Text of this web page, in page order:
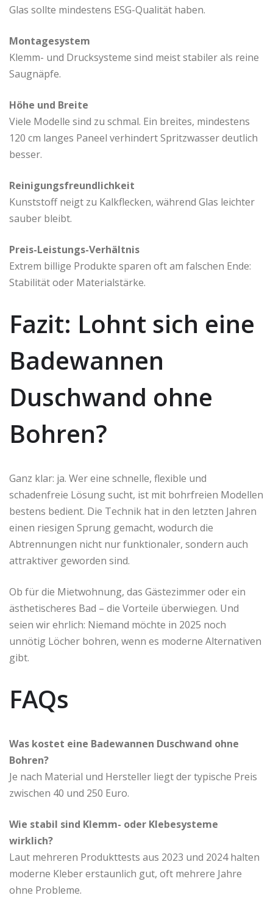
Glas sollte mindestens ESG-Qualität haben.
Montagesystem
Klemm- und Drucksysteme sind meist stabiler als reine
Saugnäpfe.
Höhe und Breite
Viele Modelle sind zu schmal. Ein breites, mindestens
120 cm langes Paneel verhindert Spritzwasser deutlich
besser.
Reinigungsfreundlichkeit
Kunststoff neigt zu Kalkflecken, während Glas leichter
sauber bleibt.
Preis-Leistungs-Verhältnis
Extrem billige Produkte sparen oft am falschen Ende:
Stabilität oder Materialstärke.
Fazit: Lohnt sich eine
Badewannen
Duschwand ohne
Bohren?
Ganz klar: ja. Wer eine schnelle, flexible und
schadenfreie Lösung sucht, ist mit bohrfreien Modellen
bestens bedient. Die Technik hat in den letzten Jahren
einen riesigen Sprung gemacht, wodurch die
Abtrennungen nicht nur funktionaler, sondern auch
attraktiver geworden sind.
Ob für die Mietwohnung, das Gästezimmer oder ein
ästhetischeres Bad – die Vorteile überwiegen. Und
seien wir ehrlich: Niemand möchte in 2025 noch
unnötig Löcher bohren, wenn es moderne Alternativen
gibt.
FAQs
Was kostet eine Badewannen Duschwand ohne
Bohren?
Je nach Material und Hersteller liegt der typische Preis
zwischen 40 und 250 Euro.
Wie stabil sind Klemm- oder Klebesysteme
wirklich?
Laut mehreren Produkttests aus 2023 und 2024 halten
moderne Kleber erstaunlich gut, oft mehrere Jahre
ohne Probleme.